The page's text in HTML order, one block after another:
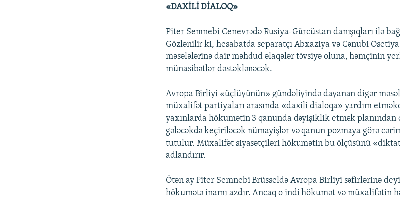
«DAXİLİ DİALOQ»
Piter Semnebi Cenevrədə Rusiya-Gürcüstan danışıqları ilə
Gözlənilir ki, hesabatda separatçı Abxaziya və Cənubi
məsələlərinə dair məhdud əlaqələr tövsiyə oluna, həmçinin
münasibətlər dəstəklənəcək.
Avropa Birliyi «üçlüyünün» gündəliyində dayanan digər
müxalifət partiyaları arasında «daxili dialoqa» yardım
yaxınlarda hökumətin 3 qanunda dəyişiklik etmək planından
gələcəkdə keçiriləcək nümayişlər və qanun pozmaya görə
tutulur. Müxalifət siyasətçiləri hökumətin bu ölçüsünü
adlandırır.
Ötən ay Piter Semnebi Brüsseldə Avropa Birliyi səfirlərinə
hökumətə inamı azdır. Ancaq o indi hökumət və müxalifətin